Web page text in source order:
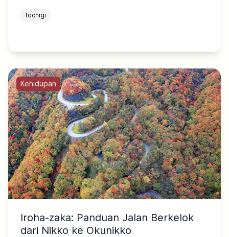
Tochigi
Kehidupan
Iroha-zaka: Panduan Jalan Berkelok
dari Nikko ke Okunikko